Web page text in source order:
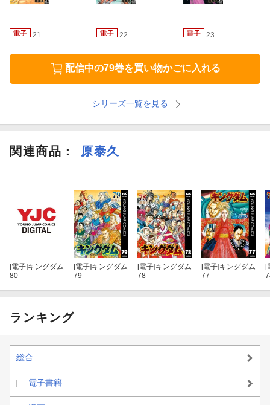
21 22 23
配信中の79巻を買い物かごに入れる
シリーズ一覧を見る
関連商品 ： 原泰久
[電子]キングダム
80
[電子]キングダム
79
[電子]キングダム
78
[電子]キングダム
77
[
ランキング
総合
電子書籍